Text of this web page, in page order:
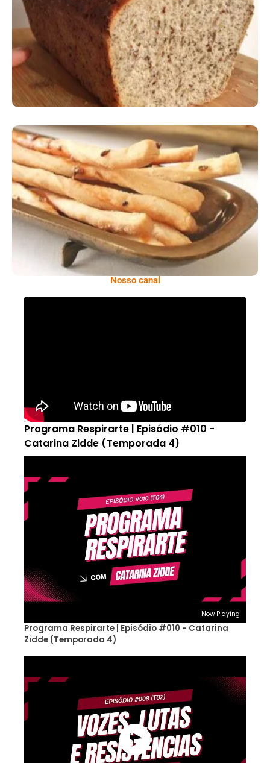
Comer Bem: Pão Low Carb
Comer Bem: Palitinhos De Cebola E Salsa
Nosso canal
Programa Respirarte | Episódio #010 -
Catarina Zidde (Temporada 4)
Now Playing
Programa Respirarte | Episódio #010 - Catarina
Zidde (Temporada 4)